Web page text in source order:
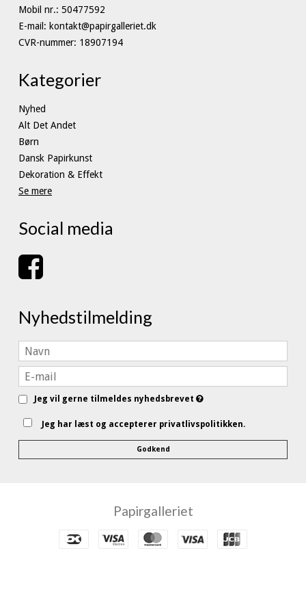
Mobil nr.: 50477592
E-mail : kontakt@papirgalleriet.dk
CVR-nummer: 18907194
Kategorier
Nyhed
Alt Det Andet
Børn
Dansk Papirkunst
Dekoration & Effekt
Se mere
Social media
Nyhedstilmelding
Jeg vil gerne tilmeldes nyhedsbrevet
Jeg har læst og accepterer privatlivspolitikken.
Godkend
Papirgalleriet